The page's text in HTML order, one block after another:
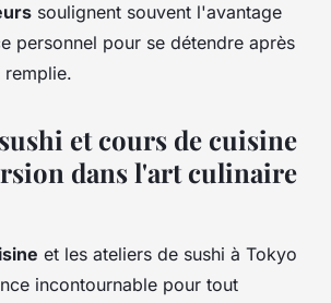
soulignent souvent l'avantage
personnel pour se détendre après
remplie.
et cours de cuisine
dans l'art culinaire
et les ateliers de sushi à Tokyo
incontournable pour tout